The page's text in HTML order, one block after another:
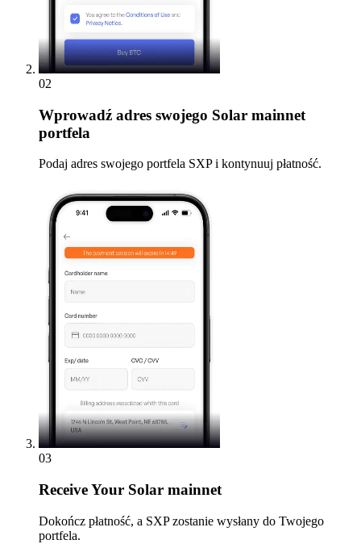
02
Wprowadź adres swojego Solar mainnet
portfela
Podaj adres swojego portfela SXP i kontynuuj płatność.
03
ReceiveYour Solar mainnet
Dokończ płatność, a SXP zostanie wysłany do Twojego
portfela.